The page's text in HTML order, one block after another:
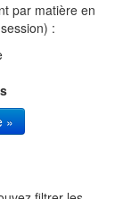
par matière en
:
»